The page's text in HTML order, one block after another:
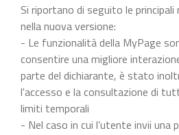
Si riportano di seguito le
nella nuova versione:
- Le funzionalità della MyPage
consentire una migliore
parte del dichiarante, è stato
l'accesso e la consultazione di
limiti temporali
- Nel caso in cui l’utente invii una